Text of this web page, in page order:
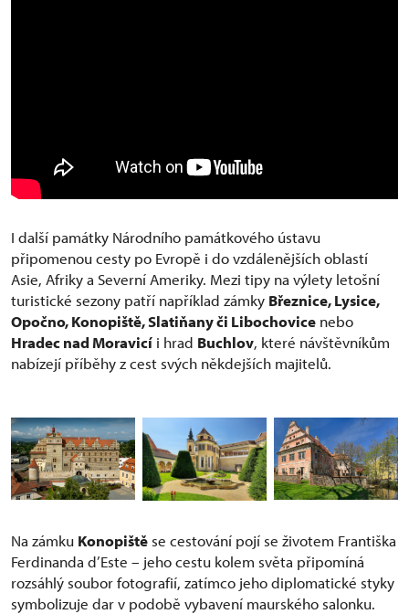
I další památky Národního památkového ústavu
připomenou cesty po Evropě i do vzdálenějších oblastí
Asie, Afriky a Severní Ameriky. Mezi tipy na výlety letošní
turistické sezony patří například zámky Březnice, Lysice,
Opočno, Konopiště, Slatiňany či Libochovice nebo
Hradec nad Moravicí i hrad Buchlov, které návštěvníkům
nabízejí příběhy z cest svých někdejších majitelů.
Na zámku Konopiště se cestování pojí se životem Františka
Ferdinanda d’Este – jeho cestu kolem světa připomíná
rozsáhlý soubor fotografií, zatímco jeho diplomatické styky
symbolizuje dar v podobě vybavení maurského salonku.